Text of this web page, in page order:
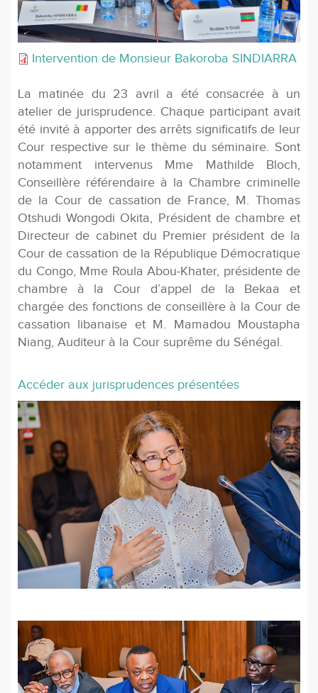
Intervention de Monsieur Bakoroba SINDIARRA
La matinée du 23 avril a été consacrée à un
atelier de jurisprudence. Chaque participant avait
été invité à apporter des arrêts signiﬁcatifs de leur
Cour respective sur le thème du séminaire. Sont
notamment intervenus Mme Mathilde Bloch,
Conseillère référendaire à la Chambre criminelle
de la Cour de cassation de France, M. Thomas
Otshudi Wongodi Okita, Président de chambre et
Directeur de cabinet du Premier président de la
Cour de cassation de la République Démocratique
du Congo, Mme Roula Abou-Khater, présidente de
chambre à la Cour d’appel de la Bekaa et
chargée des fonctions de conseillère à la Cour de
cassation libanaise et M. Mamadou Moustapha
Niang, Auditeur à la Cour suprême du Sénégal.
Accéder aux jurisprudences présentées